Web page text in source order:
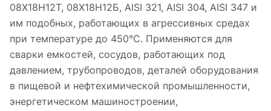
08Х18Н12Т, 08Х18Н12Б, AISI 321, AISI 304, AISI 347 и
им подобных, работающих в агрессивных средах
при температуре до 450°С. Применяются для
сварки емкостей, сосудов, работающих под
давлением, трубопроводов, деталей оборудования
в пищевой и нефтехимической промышленности,
энергетическом машиностроении,